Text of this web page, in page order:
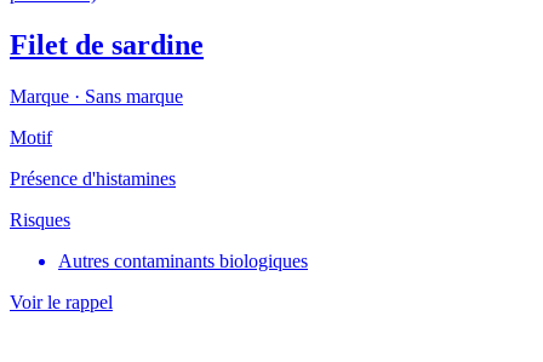
Filet de sardine
Marque · Sans marque
Motif
Présence d'histamines
Risques
Autres contaminants biologiques
Voir le rappel